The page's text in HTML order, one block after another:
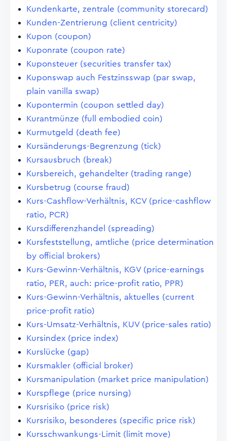
Kundenkarte, zentrale (community storecard)
Kunden-Zentrierung (client centricity)
Kupon (coupon)
Kuponrate (coupon rate)
Kuponsteuer (securities transfer tax)
Kuponswap auch Festzinsswap (par swap,
plain vanilla swap)
Kupontermin (coupon settled day)
Kurantmünze (full embodied coin)
Kurmutgeld (death fee)
Kursänderungs-Begrenzung (tick)
Kursausbruch (break)
Kursbereich, gehandelter (trading range)
Kursbetrug (course fraud)
Kurs-Cashflow-Verhältnis, KCV (price-cashflow
ratio, PCR)
Kursdifferenzhandel (spreading)
Kursfeststellung, amtliche (price determination
by official brokers)
Kurs-Gewinn-Verhältnis, KGV (price-earnings
ratio, PER, auch: price-profit ratio, PPR)
Kurs-Gewinn-Verhältnis, aktuelles (current
price-profit ratio)
Kurs-Umsatz-Verhältnis, KUV (price-sales ratio)
Kursindex (price index)
Kurslücke (gap)
Kursmakler (official broker)
Kursmanipulation (market price manipulation)
Kurspflege (price nursing)
Kursrisiko (price risk)
Kursrisiko, besonderes (specific price risk)
Kursschwankungs-Limit (limit move)